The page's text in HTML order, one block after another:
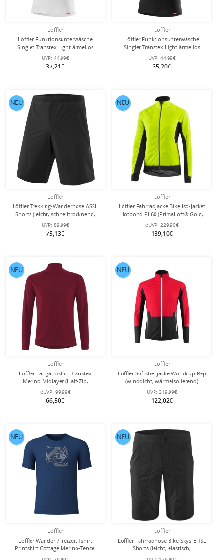
Löffler
Löffler Funktionsunterwäsche
Singlet Transtex Light ärmellos
(leicht, feuchtigkeitstransport) weiss
Herren
UVP: 44,99€
37,21€
Löffler
Löffler Funktionsunterwäsche
Singlet Transtex Light ärmellos
(leicht, feuchtigkeitstransport)
schwarz Herren
UVP: 44,99€
35,20€
Löffler
Löffler Trekking-Wanderhose ASSL
Shorts (leicht, schnelltrocknend,
wasserabweisend) kurz schwarz
Herren
UVP: 89,99€
75,13€
NEU
Löffler
Löffler Fahrradjacke Bike Iso-Jacket
Hotbond PL60 (PrimaLoft® Gold,
winddicht, wasserabweisend)
neongelb Damen
eUVP: 229,90€
139,10€
NEU
Löffler
Löffler Langarmshirt Transtex
Merino Midlayer (Half-Zip,
wärmeisolierung) merlot Herren
eUVP: 99,99€
66,50€
NEU
Löffler
Löffler Softshelljacke Worldcup Rep
(winddicht, wärmeisolierend)
rot/schwarz Herren
UVP: 219,99€
122,02€
NEU
Löffler
Löffler Wander-/Freizeit Tshirt
Printshirt Cottage Merino-Tencel
navyblau Herren
NEU
Löffler
Löffler Fahrradhose Bike Skys-E TSL
Shorts (leicht, elastisch,
schnelltrocknend) kurz schwarz
NEU